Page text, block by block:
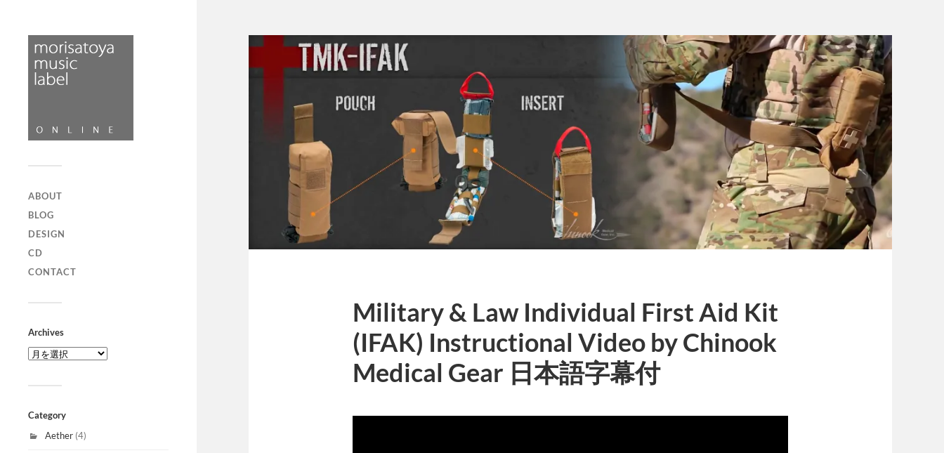
ABOUT
BLOG
DESIGN
CD
CONTACT
Archives
Category
Aether (4)
Military & Law Individual First Aid Kit
(IFAK) Instructional Video by Chinook
Medical Gear 日本語字幕付